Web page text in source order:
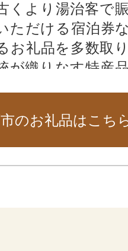
くより湯治客で
ただける宿泊券
お礼品を多数取
が織りなす特産
のお礼品はこち